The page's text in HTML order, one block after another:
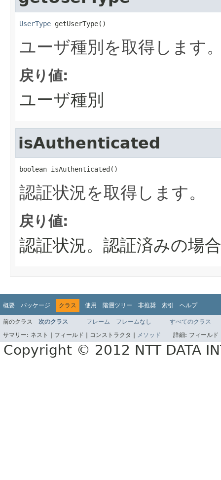
UserType getUserType()
ユーザ種別を取得します
戻り値:
ユーザ種別
isAuthenticated
boolean isAuthenticated()
認証状況を取得します。
戻り値:
認証状況。認証済みの場
概要 パッケージ クラス 使用 階層ツリー 非推奨 索引 ヘルプ
前のクラス 次のクラス フレーム フレームなし
すべてのクラス
サマリー: ネスト | フィールド | コンストラクタ | メソッド 詳細: フィール
Copyright © 2012 NTT DATA